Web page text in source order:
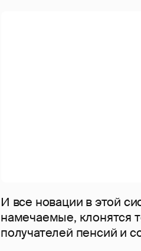
И все новации в этой
намечаемые, клонятся
получателей пенсий и